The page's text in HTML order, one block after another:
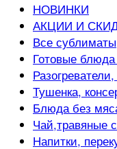
НОВИНКИ
АКЦИИ И
Все сублиматы
Готовые блюда
Тушенка,
Блюда без
Чай,травяные
Напитки,